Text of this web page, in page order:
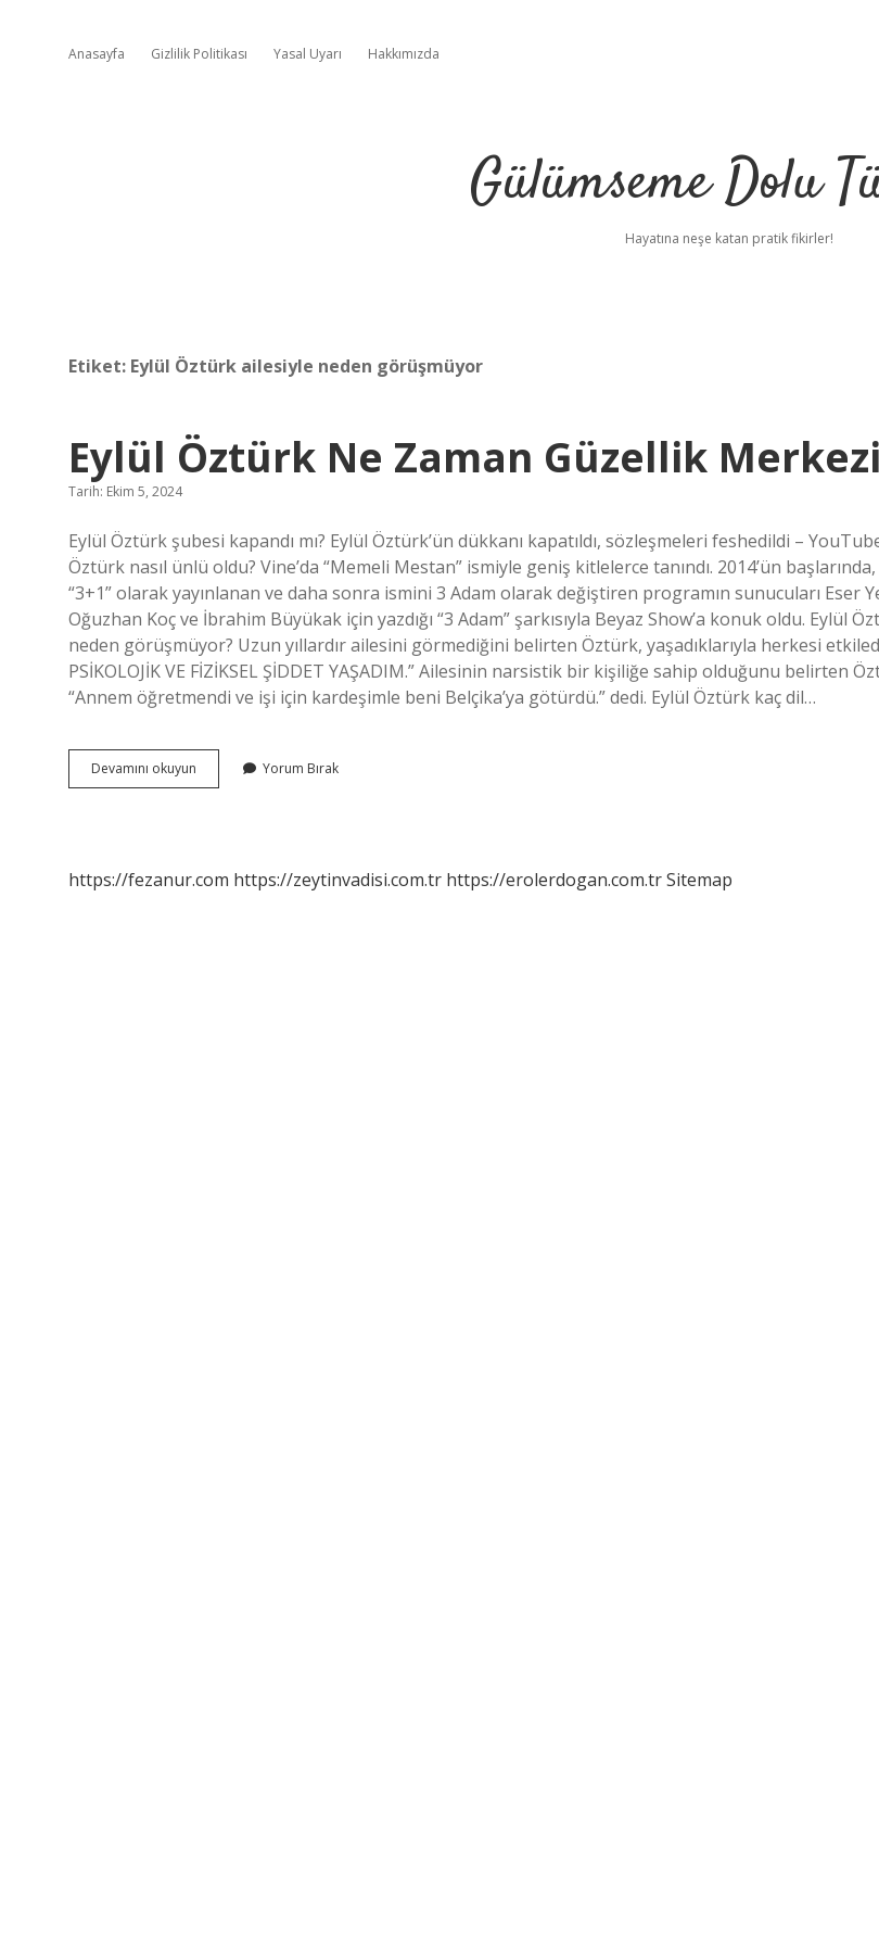
Anasayfa Gizlilik Politikası Yasal Uyarı Hakkımızda
Gülümseme Dolu
Hayatına neşe katan pratik fikirler!
Etiket: Eylül Öztürk ailesiyle neden görüşmüyor
Eylül Öztürk Ne Zaman Güzellik
Tarih: Ekim 5, 2024
Eylül Öztürk şubesi kapandı mı? Eylül Öztürk’ün dükkanı kapatıldı, sözleşmeleri feshedildi –
Öztürk nasıl ünlü oldu? Vine’da “Memeli Mestan” ismiyle geniş kitlelerce tanındı. 2014’ün
“3+1” olarak yayınlanan ve daha sonra ismini 3 Adam olarak değiştiren programın sunucuları Eser
Oğuzhan Koç ve İbrahim Büyükak için yazdığı “3 Adam” şarkısıyla Beyaz Show’a konuk oldu. Eylül
neden görüşmüyor? Uzun yıllardır ailesini görmediğini belirten Öztürk, yaşadıklarıyla herkesi
PSİKOLOJİK VE FİZİKSEL ŞİDDET YAŞADIM.” Ailesinin narsistik bir kişiliğe sahip olduğunu belirten
“Annem öğretmendi ve işi için kardeşimle beni Belçika’ya götürdü.” dedi. Eylül Öztürk kaç dil…
Devamını okuyun
Öztürk
Açtı
Yorum Bırak
https://fezanur.com https://zeytinvadisi.com.tr https://erolerdogan.com.trSitemap